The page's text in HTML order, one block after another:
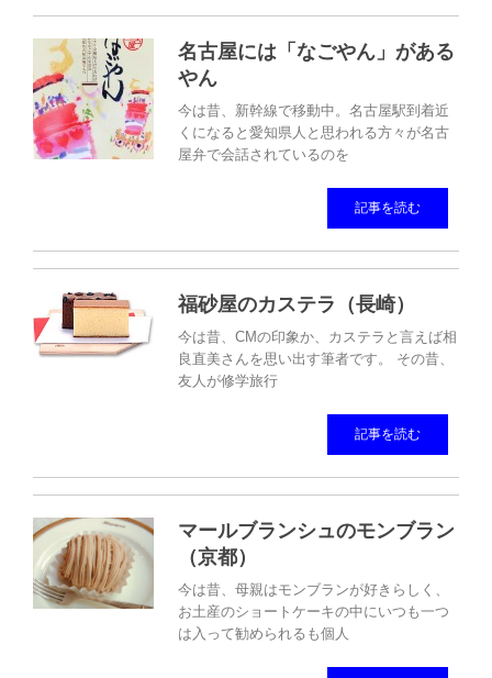
名古屋には「なごやん」がある
やん
今は昔、新幹線で移動中。名古屋駅到着近
くになると愛知県人と思われる方々が名古
屋弁で会話されているのを
記事を読む
福砂屋のカステラ（長崎）
今は昔、CMの印象か、カステラと言えば相
良直美さんを思い出す筆者です。 その昔、
友人が修学旅行
記事を読む
マールブランシュのモンブラン
（京都）
今は昔、母親はモンブランが好きらしく、
お土産のショートケーキの中にいつも一つ
は入って勧められるも個人